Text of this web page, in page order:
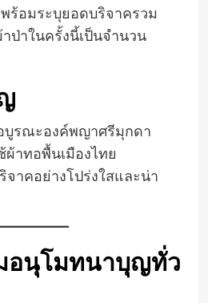
ร้อมระบุยอดบริจาครวม
ป่าในครั้งนี้เป็นจำนวน
บูรณะองค์พญาศรีมุกดา
ผ้าทอพื้นเมืองไทย
จาคอย่างโปร่งใสและน่า
อนุโมทนาบุญทั่ว